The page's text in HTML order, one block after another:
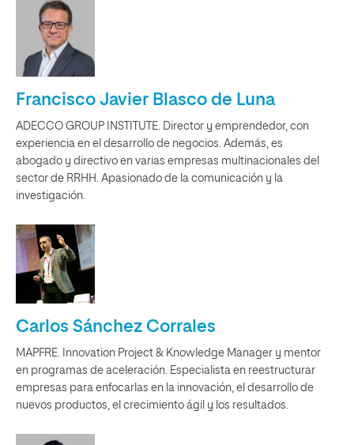
Francisco Javier Blasco de Luna
ADECCO GROUP INSTITUTE. Director y emprendedor, con
experiencia en el desarrollo de negocios. Además, es
abogado y directivo en varias empresas multinacionales del
sector de RRHH. Apasionado de la comunicación y la
investigación.
Carlos Sánchez Corrales
MAPFRE. Innovation Project & Knowledge Manager y mentor
en programas de aceleración. Especialista en reestructurar
empresas para enfocarlas en la innovación, el desarrollo de
nuevos productos, el crecimiento ágil y los resultados.